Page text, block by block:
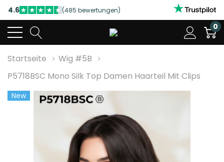
4.6 (485 bewertungen)
4.6
0
Startseite
Wig #5B
P5718BSC Mono Silk Top Damen Haarteil Mit Clips
New